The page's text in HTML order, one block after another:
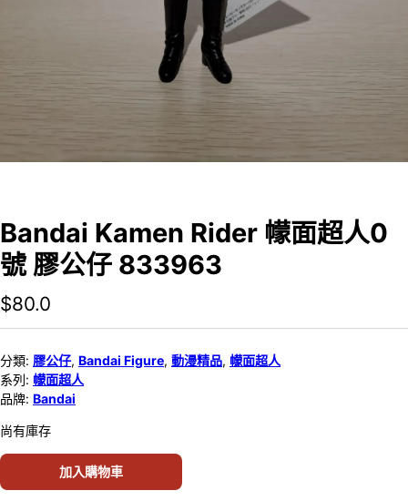
Bandai Kamen Rider 幪面超人0
號 膠公仔 833963
$80.0
分類: 膠公仔, Bandai Figure, 動漫精品, 幪面超人
系列: 幪面超人
品牌: Bandai
尚有庫存
加入購物車